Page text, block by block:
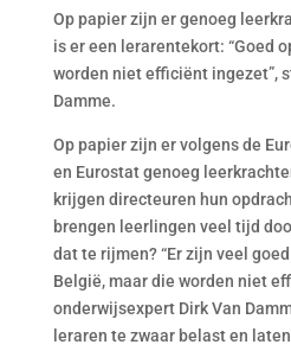
Op papier zijn er genoeg
is er een lerarentekort: “Goed
worden niet efficiënt ingezet”,
Damme.
Op papier zijn er volgens de
en Eurostat genoeg
krijgen directeuren hun
brengen leerlingen veel tijd
dat te rijmen? “Er zijn veel
België, maar die worden niet
onderwijsexpert Dirk Van
leraren te zwaar belast en